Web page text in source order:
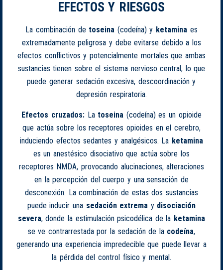
EFECTOS Y RIESGOS
La combinación de toseina (codeína) y ketamina es
extremadamente peligrosa y debe evitarse debido a los
efectos conflictivos y potencialmente mortales que ambas
sustancias tienen sobre el sistema nervioso central, lo que
puede generar sedación excesiva, descoordinación y
depresión respiratoria.
Efectos cruzados: La toseina (codeína) es un opioide
que actúa sobre los receptores opioides en el cerebro,
induciendo efectos sedantes y analgésicos. La ketamina
es un anestésico disociativo que actúa sobre los
receptores NMDA, provocando alucinaciones, alteraciones
en la percepción del cuerpo y una sensación de
desconexión. La combinación de estas dos sustancias
puede inducir una sedación extrema y disociación
severa, donde la estimulación psicodélica de la ketamina
se ve contrarrestada por la sedación de la codeína,
generando una experiencia impredecible que puede llevar a
la pérdida del control físico y mental.